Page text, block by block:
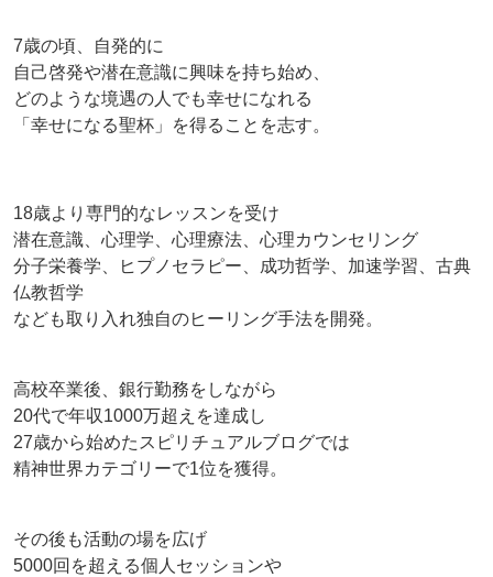
7歳の頃、自発的に
自己啓発や潜在意識に興味を持ち始め、
どのような境遇の人でも幸せになれる
「幸せになる聖杯」を得ることを志す。
18歳より専門的なレッスンを受け
潜在意識、心理学、心理療法、心理カウンセリング
分子栄養学、ヒプノセラピー、成功哲学、加速学習、古典
仏教哲学
なども取り入れ独自のヒーリング手法を開発。
高校卒業後、銀行勤務をしながら
20代で年収1000万超えを達成し
27歳から始めたスピリチュアルブログでは
精神世界カテゴリーで1位を獲得。
その後も活動の場を広げ
5000回を超える個人セッションや